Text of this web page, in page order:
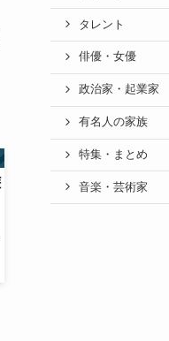
タレント
俳優・女優
政治家・起業家
有名人の家族
特集・まとめ
音楽・芸術家